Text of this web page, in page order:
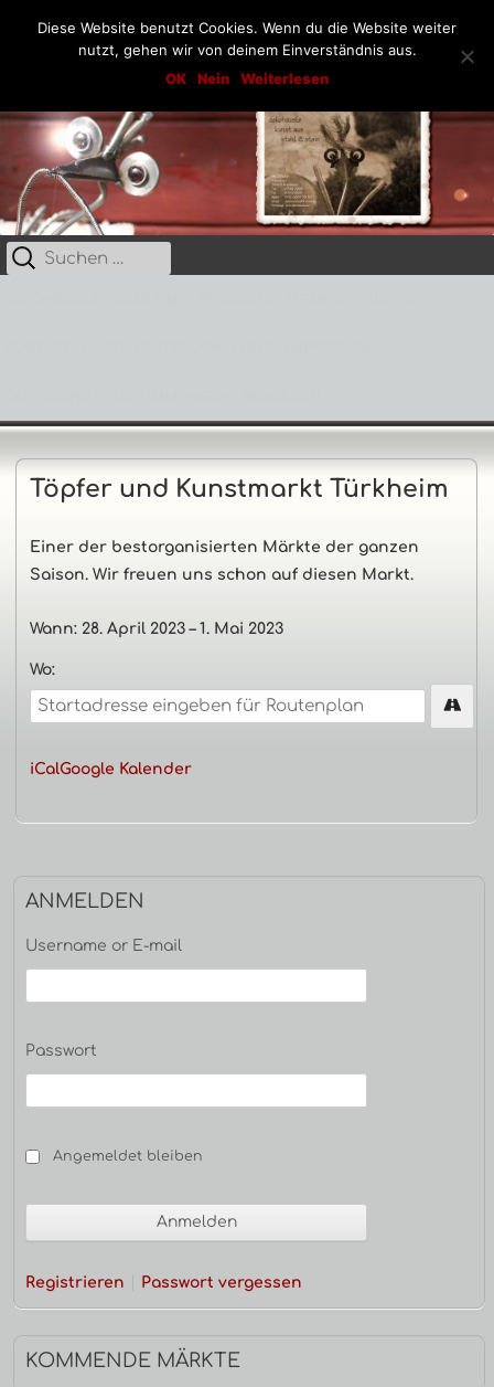
Inhalt
Dekohäusle_25
Kunst aus Stahl und Stein
Primäres
Suche
nach:
Töpfer und Kunstmarkt Türkheim
Einer der bestorganisierten Märkte der ganzen
Saison. Wir freuen uns schon auf diesen Markt.
Wann: 28. April 2023 – 1. Mai 2023
Wo:
iCalGoogle Kalender
Haupt-
ANMELDEN
Username or E-mail
Passwort
Angemeldet bleiben
Registrieren Passwort vergessen
KOMMENDE MÄRKTE
Diese Website benutzt Cookies. Wenn du die Website weiter
nutzt, gehen wir von deinem Einverständnis aus.
OK
Nein Weiterlesen